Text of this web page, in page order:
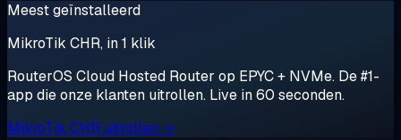
Meest geïnstalleerd
MikroTik CHR, in 1 klik
RouterOS Cloud Hosted Router op EPYC + NVMe. De #1-
app die onze klanten uitrollen. Live in 60 seconden.
MikroTik CHR uitrollen →